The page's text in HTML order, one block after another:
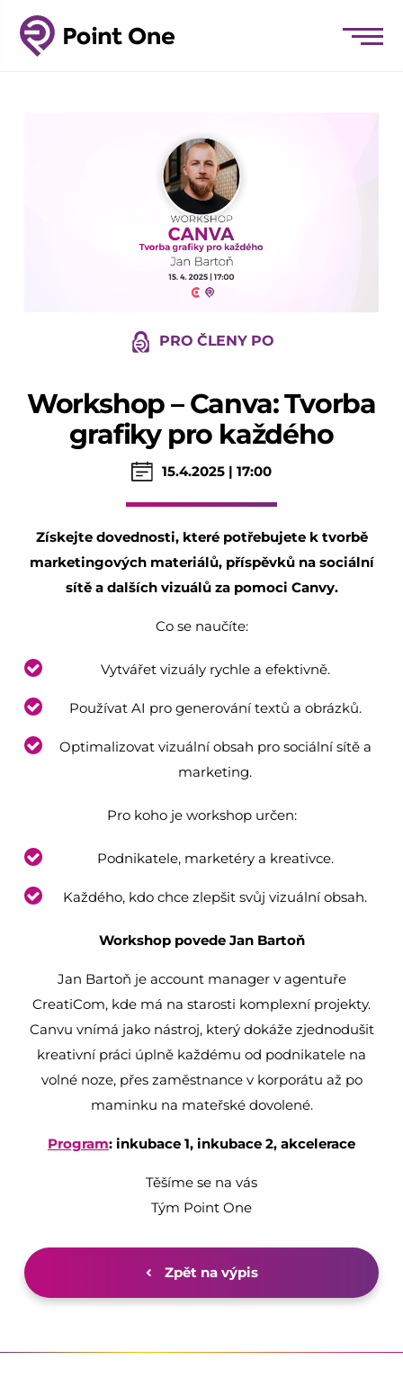
PRO ČLENY PO
Workshop – Canva: Tvorba
grafiky pro každého
15.4.2025 | 17:00
Získejte dovednosti, které potřebujete k tvorbě
marketingových materiálů, příspěvků na sociální
sítě a dalších vizuálů za pomoci Canvy.
Co se naučíte:
Vytvářet vizuály rychle a efektivně.
Používat AI pro generování textů a obrázků.
Optimalizovat vizuální obsah pro sociální sítě a
marketing.
Pro koho je workshop určen:
Podnikatele, marketéry a kreativce.
Každého, kdo chce zlepšit svůj vizuální obsah.
Workshop povede Jan Bartoň
Jan Bartoň je account manager v agentuře
CreatiCom, kde má na starosti komplexní projekty.
Canvu vnímá jako nástroj, který dokáže zjednodušit
kreativní práci úplně každému od podnikatele na
volné noze, přes zaměstnance v korporátu až po
maminku na mateřské dovolené.
Program: inkubace 1, inkubace 2, akcelerace
Těšíme se na vás
Tým Point One
Zpět na výpis